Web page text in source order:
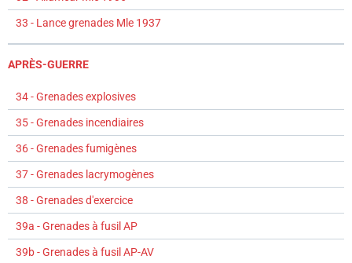
33 - Lance grenades Mle 1937
APRÈS-GUERRE
34 - Grenades explosives
35 - Grenades incendiaires
36 - Grenades fumigènes
37 - Grenades lacrymogènes
38 - Grenades d'exercice
39a - Grenades à fusil AP
39b - Grenades à fusil AP-AV